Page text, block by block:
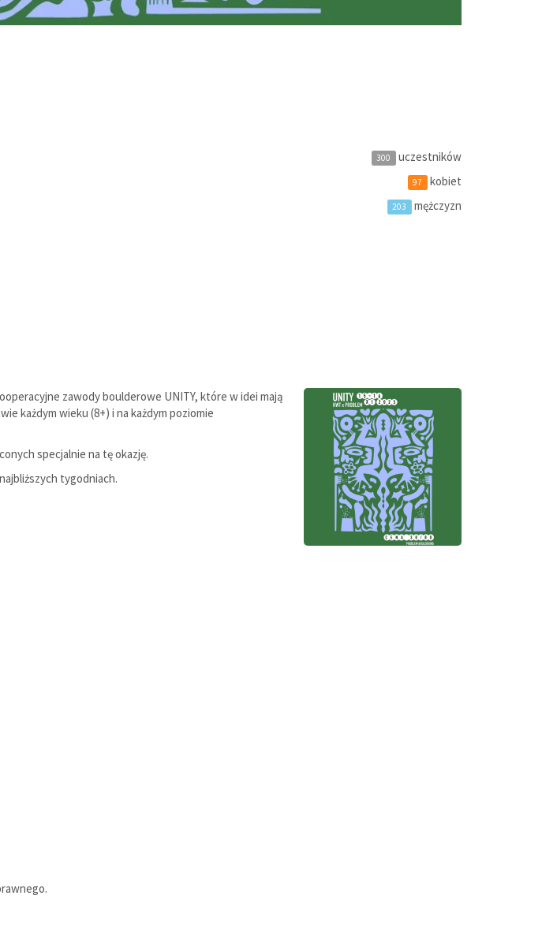
300 uczestników
97 kobiet
203 mężczyzn
zawody boulderowe UNITY, które w idei mają
każdym wieku (8+) i na każdym poziomie
specjalnie na tę okazję.
tygodniach.